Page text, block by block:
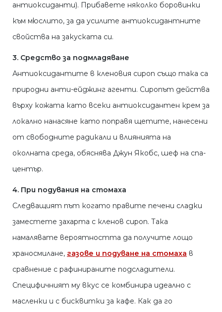
антиоксиданти). Прибавете няколко боровинки
към мюслито, за да усилите антиоксидантните
свойства на закуската си.
3. Средство за подмладяване
Антиоксидантите в кленовия сироп също така са
природни анти-ейджинг агенти. Сиропът действа
върху кожата като всеки антиоксидантен крем за
локално нанасяне като поправя щетите, нанесени
от свободните радикали и влиянията на
околната среда, обяснява Джун Якобс, шеф на спа-
център.
4. При подувания на стомаха
Следващият път когато правите печени сладки
заместете захарта с кленов сироп. Така
намалявате вероятността да получите лощо
храносмилане, газове и подуване на стомаха в
сравнение с рафинираните подсладители.
Специфичният му вкус се комбинира идеално с
масленки и с бисквитки за кафе. Как да го